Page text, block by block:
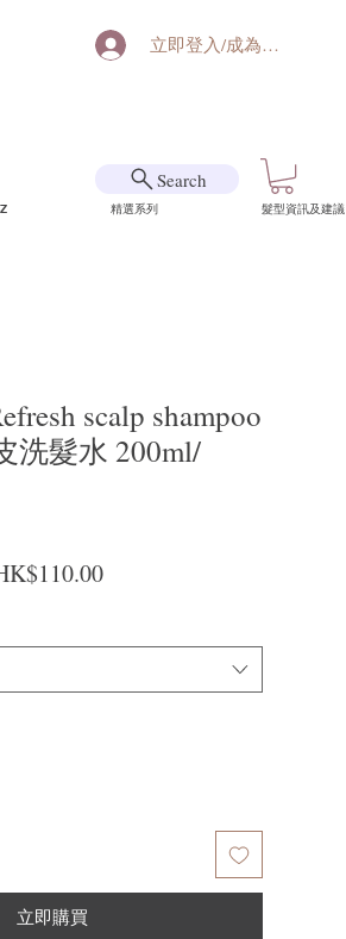
立即登入/成為會員
Search
精選系列 髮型資訊及建議
scalp shampoo
洗髮水 200ml/
般價格 促銷價格
立即購買